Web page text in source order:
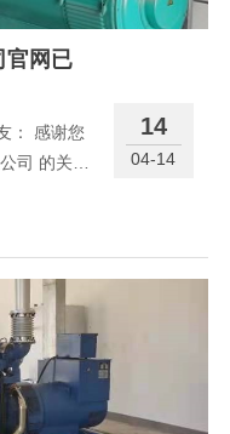
官网已
： 感谢您
司 的关注
司官方网
式上线运
14
04-14